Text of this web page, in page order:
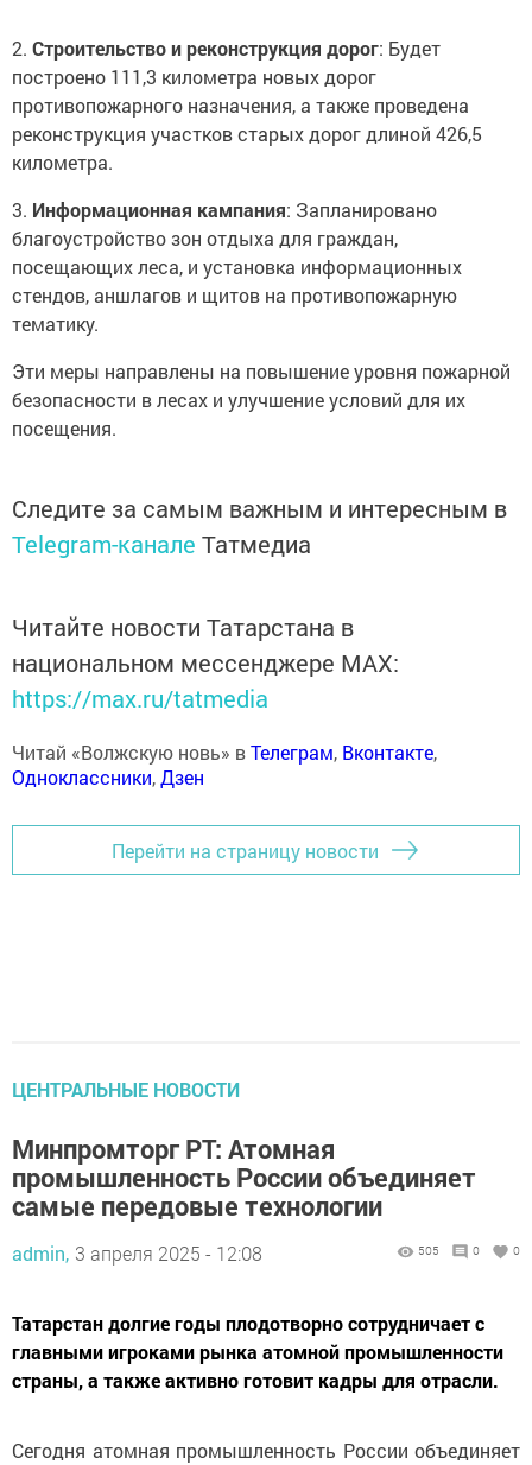
2. Строительство и реконструкция дорог: Будет
построено 111,3 километра новых дорог
противопожарного назначения, а также проведена
реконструкция участков старых дорог длиной 426,5
километра.
3. Информационная кампания: Запланировано
благоустройство зон отдыха для граждан,
посещающих леса, и установка информационных
стендов, аншлагов и щитов на противопожарную
тематику.
Эти меры направлены на повышение уровня пожарной
безопасности в лесах и улучшение условий для их
посещения.
Следите за самым важным и интересным в
Telegram-канале Татмедиа
Читайте новости Татарстана в
национальном мессенджере MАХ:
https://max.ru/tatmedia
Читай «Волжскую новь» вТелеграм, Вконтакте,
Одноклассники,Дзен
Перейти на страницу новости
ЦЕНТРАЛЬНЫЕ НОВОСТИ
Минпромторг РТ: Атомная
промышленность России объединяет
самые передовые технологии
admin, 3 апреля 2025 - 12:08 505 0 0
Татарстан долгие годы плодотворно сотрудничает с
главными игроками рынка атомной промышленности
страны, а также активно готовит кадры для отрасли.
Сегодня атомная промышленность России объединяет